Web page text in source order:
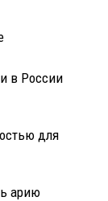
в России
для
арию